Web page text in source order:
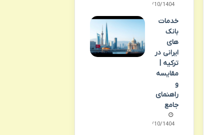
07/10/1404
خدمات
بانک
های
ایرانی در
ترکیه |
مقایسه
و
راهنمای
جامع
08/10/1404